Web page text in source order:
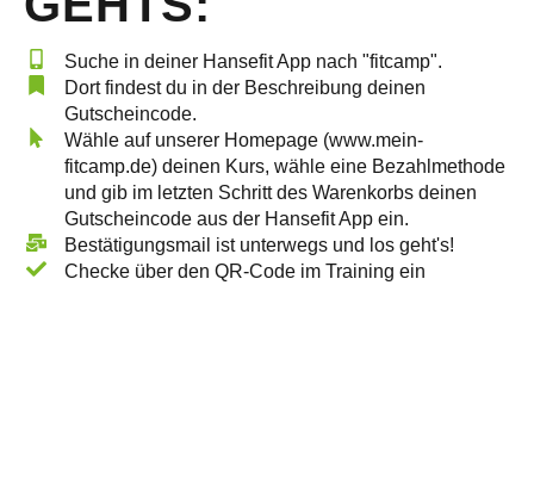
Suche in deiner Hansefit App nach "fitcamp".
Dort findest du in der Beschreibung deinen
Gutscheincode.
Wähle auf unserer Homepage (www.mein-
fitcamp.de) deinen Kurs, wähle eine Bezahlmethode
und gib im letzten Schritt des Warenkorbs deinen
Gutscheincode aus der Hansefit App ein.
Bestätigungsmail ist unterwegs und los geht's!
Checke über den QR-Code im Training ein